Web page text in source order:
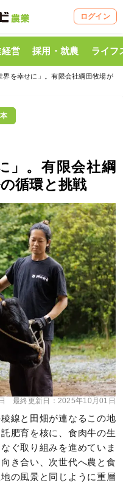
ログイン
営 採用・就農 ライフ
界を幸せに」。有限会社綱田牧場が
」。有限会社綱
循環と挑戦
最終更新日： 2025年10月01日
線と田畑が連なるこの地
肥育を核に、食肉牛の生
ぐ取り組みを進めていま
き合い、次世代へ農と食
の風景と同じように重層